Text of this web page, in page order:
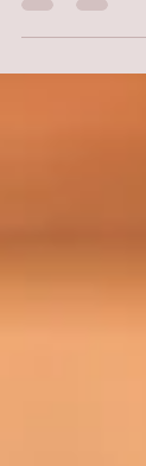
Kawa to jeden z
świecie i